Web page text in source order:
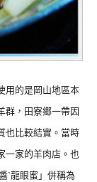
用的是岡山地區本
群，田寮鄉一帶因
也比較結實。當時
一家的羊肉店。也
ˋ龍眼蜜」併稱為